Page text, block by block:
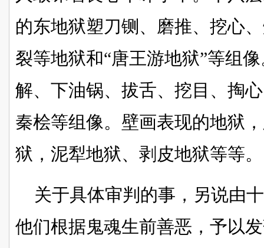
的东地狱塑刀铡、磨推、挖心
裂等地狱和“唐王游地狱”等组
解、下油锅、拔舌、挖目、掏
秦桧等组像。壁画表现的地狱
狱，泥犁地狱、剥皮地狱等等。
关于具体审判的事，另说由
他们根据鬼魂生前善恶，予以